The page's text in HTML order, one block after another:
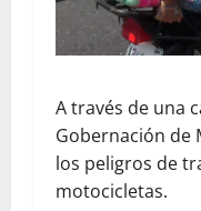
A través de una
Gobernación de
los peligros de
motocicletas.